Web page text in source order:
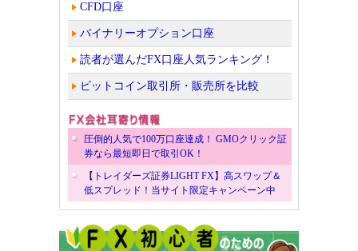
CFD口座
バイナリーオプション口座
読者が選んだFX口座人気ランキング！
ビットコイン取引所・販売所を比較
圧倒的人気で100万口座達成！ GMOクリック証
券なら最短即日で取引OK！
【トレイダーズ証券LIGHT FX】高スワップ＆
低スプレッド！当サイト限定キャンペーン中